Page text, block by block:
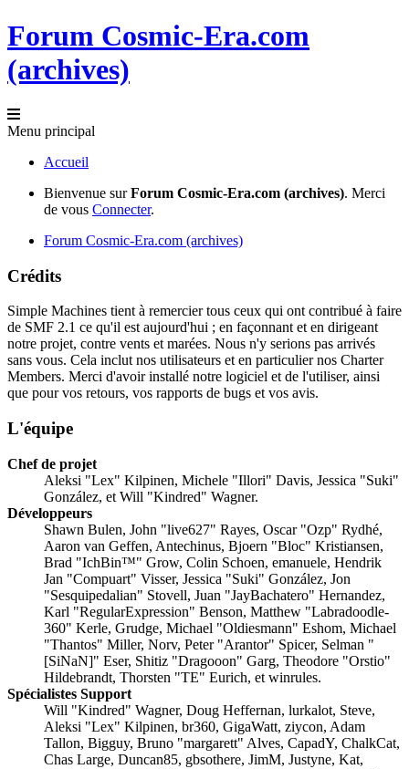
Forum Cosmic-Era.com
(archives)
Menu principal
Accueil
Bienvenue surForum Cosmic-Era.com (archives). Merci
de vous Connecter.
Forum Cosmic-Era.com (archives)
Crédits
Simple Machines tient à remercier tous ceux qui ont contribué à faire
de SMF 2.1 ce qu'il est aujourd'hui ; en façonnant et en dirigeant
notre projet, contre vents et marées. Nous n'y serions pas arrivés
sans vous. Cela inclut nos utilisateurs et en particulier nos Charter
Members. Merci d'avoir installé notre logiciel et de l'utiliser, ainsi
que pour vos retours, vos rapports de bugs et vos avis.
L'équipe
Chef de projet
Aleksi "Lex" Kilpinen, Michele "Illori" Davis, Jessica "Suki"
González, et Will "Kindred" Wagner.
Développeurs
Shawn Bulen, John "live627" Rayes, Oscar "Ozp" Rydhé,
Aaron van Geffen, Antechinus, Bjoern "Bloc" Kristiansen,
Brad "IchBin™" Grow, Colin Schoen, emanuele, Hendrik
Jan "Compuart" Visser, Jessica "Suki" González, Jon
"Sesquipedalian" Stovell, Juan "JayBachatero" Hernandez,
Karl "RegularExpression" Benson, Matthew "Labradoodle-
360" Kerle, Grudge, Michael "Oldiesmann" Eshom, Michael
"Thantos" Miller, Norv, Peter "Arantor" Spicer, Selman "
[SiNaN]" Eser, Shitiz "Dragooon" Garg, Theodore "Orstio"
Hildebrandt, Thorsten "TE" Eurich, et winrules.
Spécialistes Support
Will "Kindred" Wagner, Doug Heffernan, lurkalot, Steve,
Aleksi "Lex" Kilpinen, br360, GigaWatt, ziycon, Adam
Tallon, Bigguy, Bruno "margarett" Alves, CapadY, ChalkCat,
Chas Large, Duncan85, gbsothere, JimM, Justyne, Kat,